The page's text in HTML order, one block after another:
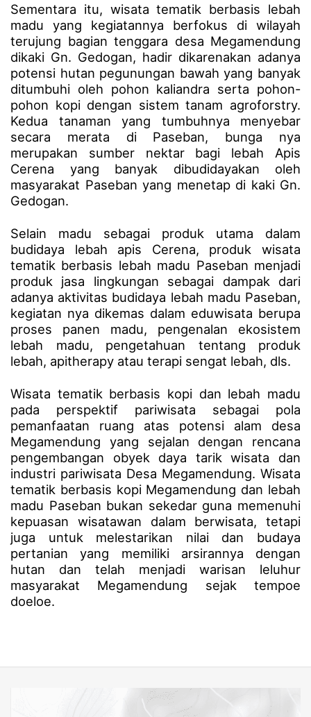
Sementara itu, wisata tematik berbasis lebah
madu yang kegiatannya berfokus di wilayah
terujung bagian tenggara desa Megamendung
dikaki Gn. Gedogan, hadir dikarenakan adanya
potensi hutan pegunungan bawah yang banyak
ditumbuhi oleh pohon kaliandra serta pohon-
pohon kopi dengan sistem tanam agroforstry.
Kedua tanaman yang tumbuhnya menyebar
secara merata di Paseban, bunga nya
merupakan sumber nektar bagi lebah Apis
Cerena yang banyak dibudidayakan oleh
masyarakat Paseban yang menetap di kaki Gn.
Gedogan.
Selain madu sebagai produk utama dalam
budidaya lebah apis Cerena, produk wisata
tematik berbasis lebah madu Paseban menjadi
produk jasa lingkungan sebagai dampak dari
adanya aktivitas budidaya lebah madu Paseban,
kegiatan nya dikemas dalam eduwisata berupa
proses panen madu, pengenalan ekosistem
lebah madu, pengetahuan tentang produk
lebah, apitherapy atau terapi sengat lebah, dls.
Wisata tematik berbasis kopi dan lebah madu
pada perspektif pariwisata sebagai pola
pemanfaatan ruang atas potensi alam desa
Megamendung yang sejalan dengan rencana
pengembangan obyek daya tarik wisata dan
industri pariwisata Desa Megamendung. Wisata
tematik berbasis kopi Megamendung dan lebah
madu Paseban bukan sekedar guna memenuhi
kepuasan wisatawan dalam berwisata, tetapi
juga untuk melestarikan nilai dan budaya
pertanian yang memiliki arsirannya dengan
hutan dan telah menjadi warisan leluhur
masyarakat Megamendung sejak tempoe
doeloe.